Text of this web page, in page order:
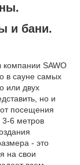
и бани.
компании SAWO
в сауне самых
или двух
но и
посещения
6 метров
- это
на свои